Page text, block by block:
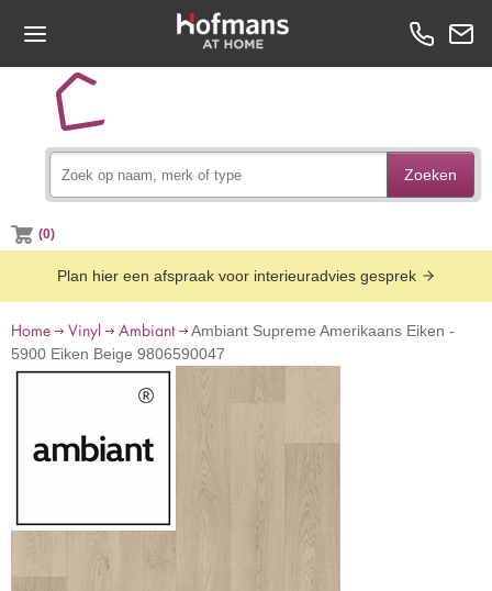
Zoeken
(0)
Plan hier een afspraak voor interieuradvies gesprek
Home Vinyl Ambiant
Ambiant Supreme Amerikaans Eiken -
5900 Eiken Beige 9806590047